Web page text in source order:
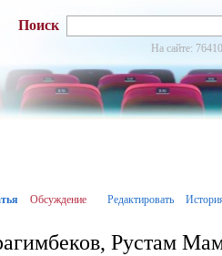
Поиск
На сайте:
Обсуждение Редактировать
Рустам